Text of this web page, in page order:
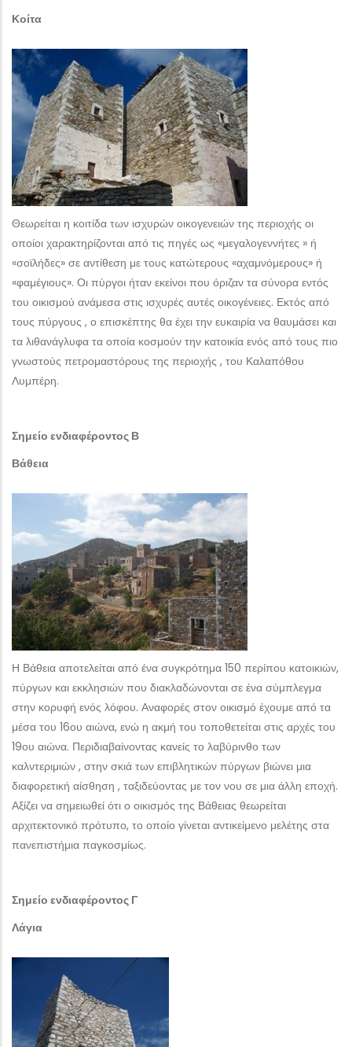
Κοίτα
Θεωρείται η κοιτίδα των ισχυρών οικογενειών της περιοχής οι
οποίοι χαρακτηρίζονται από τις πηγές ως «μεγαλογεννήτες » ή
«σοϊλήδες» σε αντίθεση με τους κατώτερους «αχαμνόμερους» ή
«φαμέγιους». Οι πύργοι ήταν εκείνοι που όριζαν τα σύνορα εντός
του οικισμού ανάμεσα στις ισχυρές αυτές οικογένειες. Εκτός από
τους πύργους , ο επισκέπτης θα έχει την ευκαιρία να θαυμάσει και
τα λιθανάγλυφα τα οποία κοσμούν την κατοικία ενός από τους πιο
γνωστούς πετρομαστόρους της περιοχής , του Καλαπόθου
Λυμπέρη.
Σημείο ενδιαφέροντος Β
Βάθεια
Η Βάθεια αποτελείται από ένα συγκρότημα 150 περίπου κατοικιών,
πύργων και εκκλησιών που διακλαδώνονται σε ένα σύμπλεγμα
στην κορυφή ενός λόφου. Αναφορές στον οικισμό έχουμε από τα
μέσα του 16ου αιώνα, ενώ η ακμή του τοποθετείται στις αρχές του
19ου αιώνα. Περιδιαβαίνοντας κανείς το λαβύρινθο των
καλντεριμιών , στην σκιά των επιβλητικών πύργων βιώνει μια
διαφορετική αίσθηση , ταξιδεύοντας με τον νου σε μια άλλη εποχή.
Αξίζει να σημειωθεί ότι ο οικισμός της Βάθειας θεωρείται
αρχιτεκτονικό πρότυπο, το οποίο γίνεται αντικείμενο μελέτης στα
πανεπιστήμια παγκοσμίως.
Σημείο ενδιαφέροντος Γ
Λάγια